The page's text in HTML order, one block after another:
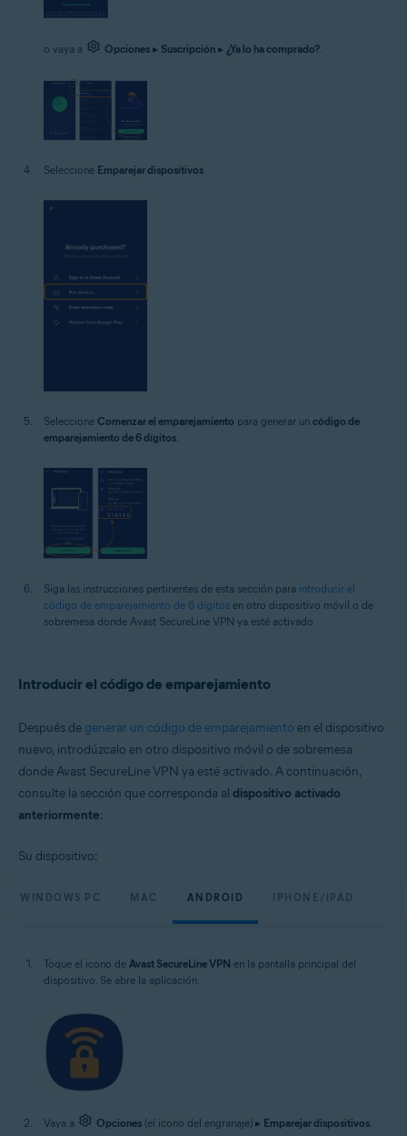
o vaya a Opciones ▸ Suscripción ▸ ¿Ya lo ha comprado?
Seleccione Emparejar dispositivos
Seleccione Comenzar el emparejamiento para generar un código de
emparejamiento de 6 dígitos.
Siga las instrucciones pertinentes de esta sección para introducir el
código de emparejamiento de 6 dígitos en otro dispositivo móvil o de
sobremesa donde Avast SecureLine VPN ya esté activado.
Introducir el código de emparejamiento
Después de generar un código de emparejamiento en el dispositivo
nuevo, introdúzcalo en otro dispositivo móvil o de sobremesa
donde Avast SecureLine VPN ya esté activado. A continuación,
consulte la sección que corresponda al dispositivo activado
anteriormente:
Su dispositivo:
WINDOWS PC MAC ANDROID IPHONE/IPAD
Toque el icono de Avast SecureLine VPN en la pantalla principal del
dispositivo. Se abre la aplicación.
Vaya a Opciones (el icono del engranaje) ▸ Emparejar dispositivos.